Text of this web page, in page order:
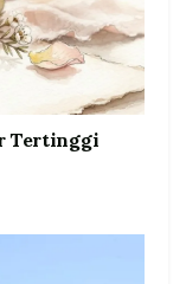
Tertinggi